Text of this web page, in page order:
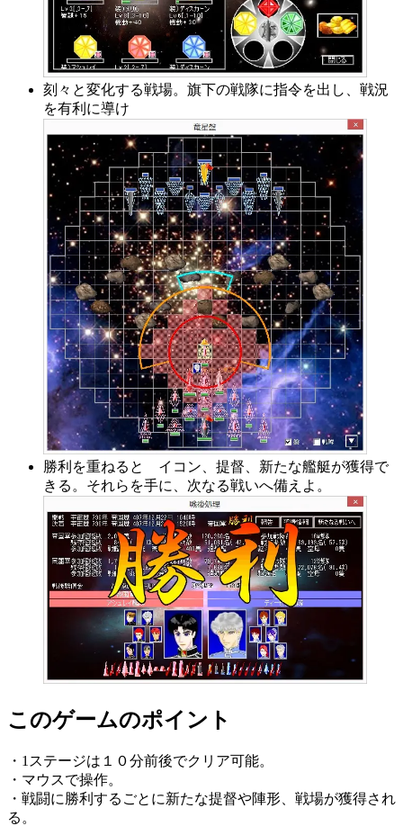
刻々と変化する戦場。旗下の戦隊に指令を出し、戦況
を有利に導け
勝利を重ねると イコン、提督、新たな艦艇が獲得で
きる。それらを手に、次なる戦いへ備えよ。
このゲームのポイント
・1ステージは１０分前後でクリア可能。
・マウスで操作。
・戦闘に勝利するごとに新たな提督や陣形、戦場が獲得され
る。